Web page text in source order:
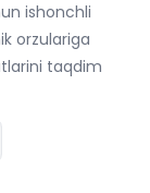
ishonchli
orzulariga
taqdim